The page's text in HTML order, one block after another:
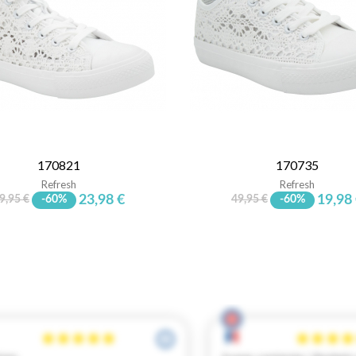
170821
Refresh
€ -60% 23,98 €
170735
Refresh
49,95 € -60% 19,98